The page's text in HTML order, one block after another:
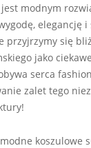
modnym
elegancję
przyjrzymy się
jako
serca
zalet tego
koszulowe